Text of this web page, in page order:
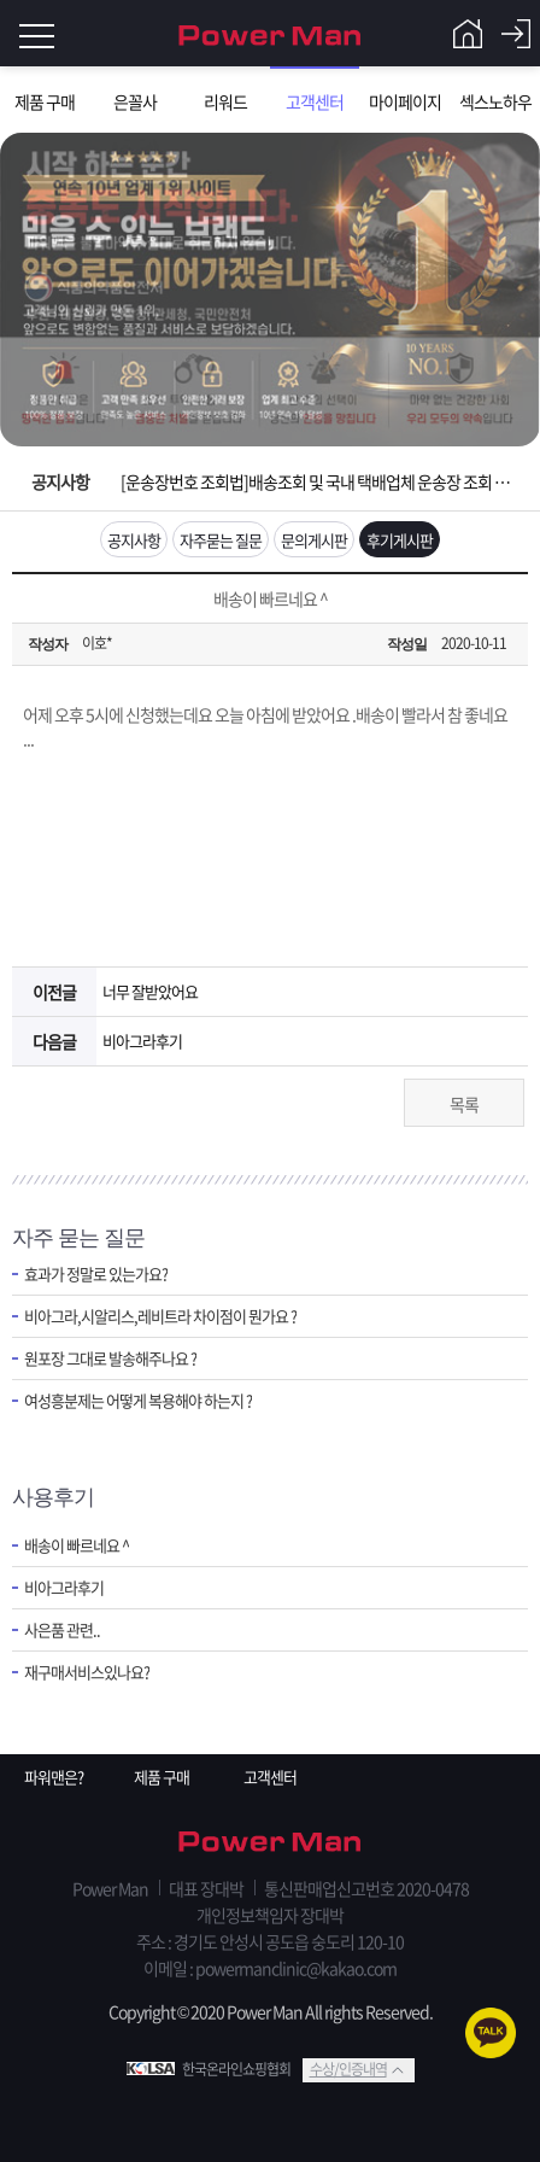
제품 구매 은꼴사 리워드 고객센터 마이페이지 섹스노하우
그
인
이
필
요
니
로
Q&A
파
워
맨
제
품
은
노
하
객
센
마
이
주
공지사항
입금확인이 안되는 상황을 대비해 꼭 입금후 고객센터 연락바랍니다.
[2026구정 연휴]설 연휴 배송 및 휴무 안내
[운송장번호 조회법]배송조회 및 국내 택배업체 운송장 조회 하는법
[ios앱 오픈]아이폰 고객 앱설치 가능합니다.
[무인택배함 이용 안내] 집 밖에 주소로 택배 받기
입금확인이 안되는 상황을 대비해 꼭 입금후 고객센터 연락바랍니다.
[2026구정 연휴]설 연휴 배송 및 휴무 안내
공지사항 자주묻는 질문 문의게시판 후기게시판
배송이 빠르네요 ^
작성자 이호* 작성일 2020-10-11
어제 오후 5시에 신청했는데요 오늘 아침에 받았어요 .배송이 빨라서 참 좋네요
...
이전글 너무 잘받았어요
다음글 비아그라후기
목록
자주 묻는 질문
효과가 정말로 있는가요?
비아그라,시알리스,레비트라 차이점이 뭔가요 ?
원포장 그대로 발송해주나요 ?
여성흥분제는 어떻게 복용해야 하는지 ?
사용후기
배송이 빠르네요 ^
비아그라후기
사은품 관련..
재구매서비스있나요?
파워맨은? 제품 구매 고객센터
Power Man 대표 장대박
통신판매업신고번호 2020-0478
개인정보책임자 장대박
주소 : 경기도 안성시 공도읍 숭도리 120-10
이메일 :powermanclinic@kakao.com
Copyright © 2020 Power Man All rights Reserved.
한국온라인쇼핑협회 수상/인증내역